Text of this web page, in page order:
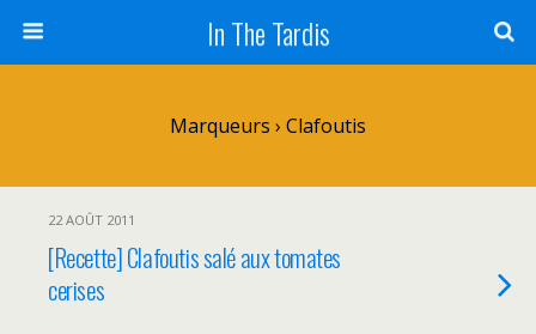
In The Tardis
Marqueurs › Clafoutis
22 AOÛT 2011
[Recette] Clafoutis salé aux tomates
cerises